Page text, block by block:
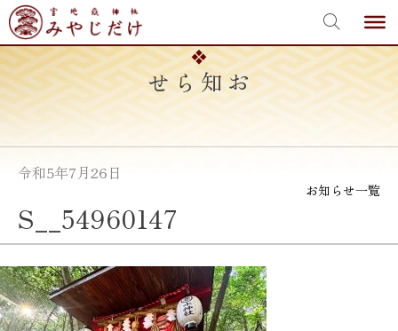
Skip
to
content
お知らせ
令和5年7月26日
お知らせ一覧
S__54960147